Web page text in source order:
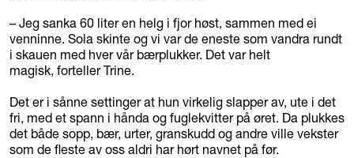
– Jeg sanka 60 liter en helg i fjor høst, sammen med ei
venninne. Sola skinte og vi var de eneste som vandra rundt
i skauen med hver vår bærplukker. Det var helt
magisk, forteller Trine.
Det er i sånne settinger at hun virkelig slapper av, ute i det
fri, med et spann i hånda og fuglekvitter på øret. Da plukkes
det både sopp, bær, urter, granskudd og andre ville vekster
som de fleste av oss aldri har hørt navnet på før.